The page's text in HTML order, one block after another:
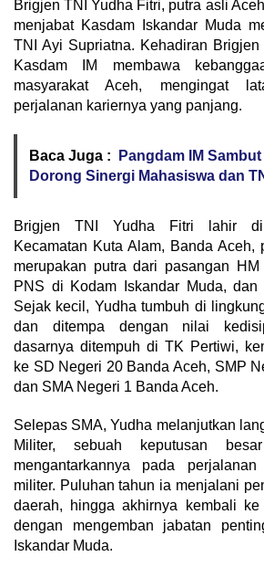
Brigjen TNI Yudha Fitri, putra asli
menjabat Kasdam Iskandar Muda
TNI Ayi Supriatna. Kehadiran
Kasdam IM membawa
masyarakat Aceh, mengingat
perjalanan kariernya yang panjang.
Baca Juga :
Pangdam IM
Dorong Sinergi Mahasiswa dan
Brigjen TNI Yudha Fitri lahir di
Kecamatan Kuta Alam, Banda Aceh,
merupakan putra dari pasangan
PNS di Kodam Iskandar Muda,
Sejak kecil, Yudha tumbuh di
dan ditempa dengan nilai
dasarnya ditempuh di TK Pertiwi,
ke SD Negeri 20 Banda Aceh, SMP
dan SMA Negeri 1 Banda Aceh.
Selepas SMA, Yudha melanjutkan
Militer, sebuah keputusan
mengantarkannya pada
militer. Puluhan tahun ia menjalani
daerah, hingga akhirnya kembali
dengan mengemban jabatan
Iskandar Muda.